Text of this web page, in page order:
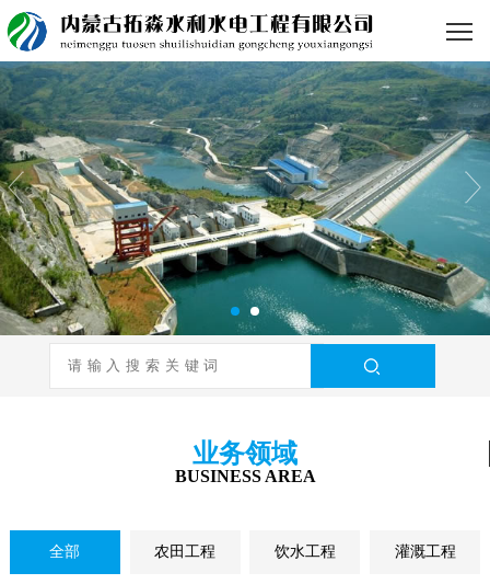
业务领域
BUSINESS AREA
全部 农田工程 饮水工程 灌溉工程